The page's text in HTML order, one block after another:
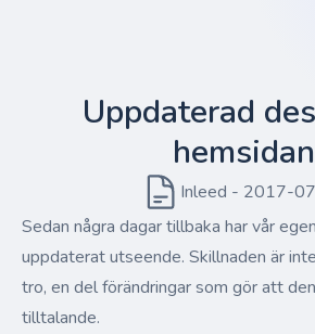
Uppdaterad
hemsidan
Inleed - 2017-
Sedan några dagar tillbaka har vår
uppdaterat utseende. Skillnaden är
tro, en del förändringar som gör att
tilltalande.